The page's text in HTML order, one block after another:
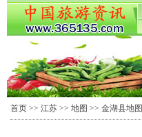
首页 >> 江苏 >> 地图 >> 金湖县地图